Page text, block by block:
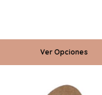
Ver Opciones